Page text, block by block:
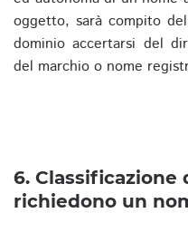
oggetto, sarà compito
dominio accertarsi del
del marchio o nome
6.
richiedono un